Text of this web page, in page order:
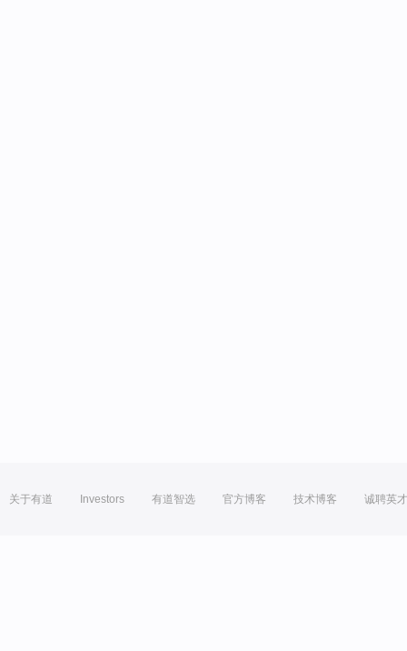
关于有道 Investors 有道智选 官方博客 技术博客 诚聘英才